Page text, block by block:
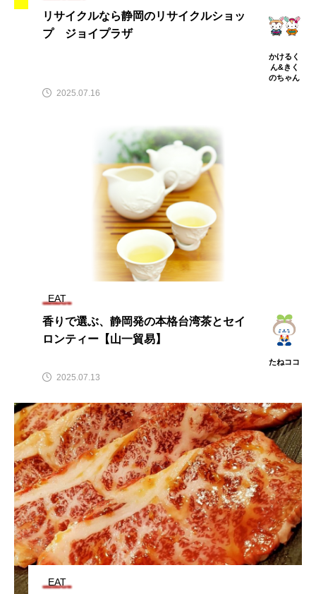
リサイクルなら静岡のリサイクルショッ
プ ジョイプラザ
かけるく
ん&きく
のちゃん
2025.07.16
EAT
香りで選ぶ、静岡発の本格台湾茶とセイ
ロンティー【山一貿易】
たねココ
2025.07.13
EAT